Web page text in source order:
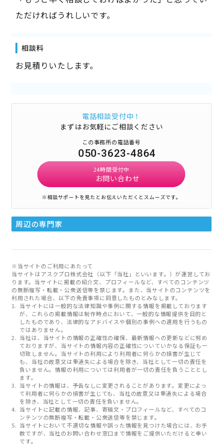
ただければうれしいです。
相談料
お見積りいたします。
電話相談受付中！
まずはお気軽にご相談ください
この事務所の電話番号
050-3623-4864
24時間受付中
お問い合わせ
※相談サポートを見たとお伝えいただくとスムーズです。
周辺の専門家
※当サイトのご利用にあたって
当サイトはアスクプロ株式会社（以下「当社」といいます。）が運営してお
ります。当サイトに掲載の紹介文、プロフィールなど、すべてのコンテンツ
の無断複写・転載・公衆送信等を禁じます。また、当サイトのコンテンツを
利用された場合、以下の免責事項に同意したものとみなします。
当サイトには一般的な法律知識や事例に関する情報を掲載しております
が、これらの掲載情報は制作時点において、一般的な情報提供を目的と
したものであり、法律的なアドバイスや個別の事例への適用を行うもの
ではありません。
当社は、当サイトの情報の正確性の確保、最新情報への更新などに努め
ておりますが、当サイトの情報内容の正確性についていかなる保証も一
切致しません。当サイトの利用により利用者に何らかの損害が生じて
も、当社の故意又は重過失による場合を除き、当社として一切の責任を
負いません。情報の利用については利用者が一切の責任を負うこととし
ます。
当サイトの情報は、予告なしに変更されることがあります。変更によっ
て利用者に何らかの損害が生じても、当社の故意又は重過失による場合
を除き、当社として一切の責任を負いません。
当サイトに記載の情報、記事、寄稿文・プロフィールなど、すべてのコ
ンテンツの無断複写・転載・公衆送信等を禁じます。
当サイトにおいて不適切な情報や誤った情報を見つけた場合には、お手
数ですが、当社のお問い合わせ窓口まで情報をご提供いただけると幸い
です。